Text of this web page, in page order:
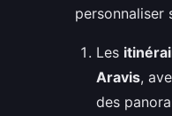
personnaliser
Les
Aravis,
des